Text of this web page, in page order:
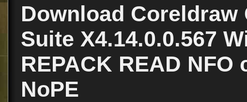
Download Coreldraw
Suite X4.14.0.0.567
REPACK READ NFO
NoPE